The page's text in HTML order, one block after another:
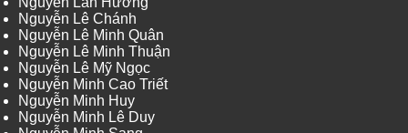
Nguyễn Lê Chánh
Nguyễn Lê Minh Quân
Nguyễn Lê Minh Thuận
Nguyễn Lê Mỹ Ngọc
Nguyễn Minh Cao Triết
Nguyễn Minh Huy
Nguyễn Minh Lê Duy